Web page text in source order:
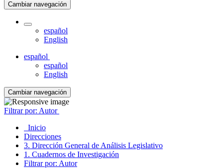
Cambiar navegación
español
English
español
español
English
Cambiar navegación
Filtrar por: Autor
Inicio
Direcciones
3. Dirección General de Análisis Legislativo
1. Cuadernos de Investigación
Filtrar por: Autor